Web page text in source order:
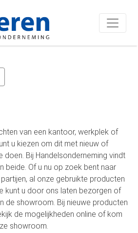
van een kantoor, werkplek of
u kiezen om dit met nieuw of
doen. Bij Handelsonderneming vindt
beide. Of u nu op zoek bent naar
al onze gebruikte producten
kunt u door ons laten bezorgen of
de showroom. Bij nieuwe producten
de mogelijkheden online of kom
showroom.